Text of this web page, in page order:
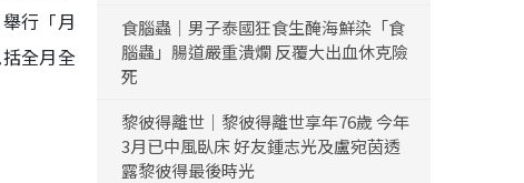
行「月
全月全
食腦蟲｜男子泰國狂食生醃海鮮染「食
腦蟲」腸道嚴重潰爛 反覆大出血休克險
死
黎彼得離世｜黎彼得離世享年76歲 今年
3月已中風臥床 好友鍾志光及盧宛茵透
露黎彼得最後時光